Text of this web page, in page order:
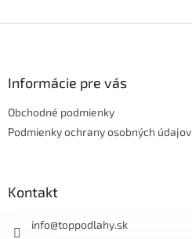
Informácie pre vás
Obchodné podmienky
Podmienky ochrany osobných údajov
Kontakt
info@toppodlahy.sk